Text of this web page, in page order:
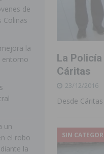
clausura con éxito las Fiestas
presenta la programación de
denuncia una nueva prórroga
2026 cierra con un balance
cumple los objetivos de
La
Cáritas
23/12/2016
Desde
SIN
de
Colinas
la
entorno
un
el robo
la